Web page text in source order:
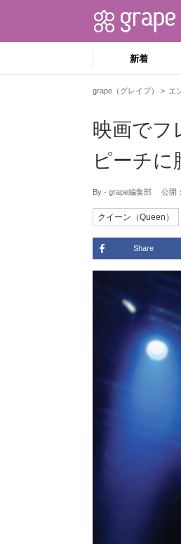
新着
grape（グレイプ） エ
映画でフ
ピーチに
By - grape編集部 公開：
クイーン（Queen）
Share